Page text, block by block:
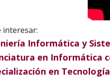
interesar:
Informática y
en Informática
en